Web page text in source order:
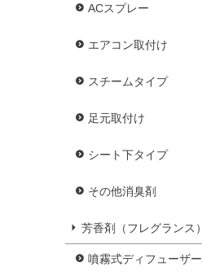
ACスプレー
エアコン取付け
スチームタイプ
足元取付け
シート下タイプ
その他消臭剤
芳香剤（フレグランス）
噴霧式ディフューザー